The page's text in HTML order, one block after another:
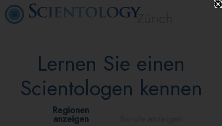
Zürich
Lernen Sie einen
Scientologen kennen
Regionen
anzeigen